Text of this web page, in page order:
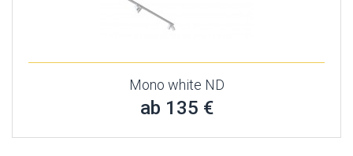
Mono white ND
ab 135 €